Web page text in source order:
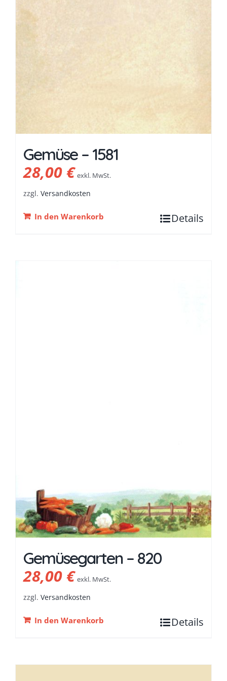
Gemüse – 1581
28,00€ exkl. MwSt.
zzgl. Versandkosten
In den Warenkorb Details
Gemüsegarten – 820
28,00€ exkl. MwSt.
zzgl. Versandkosten
In den Warenkorb Details